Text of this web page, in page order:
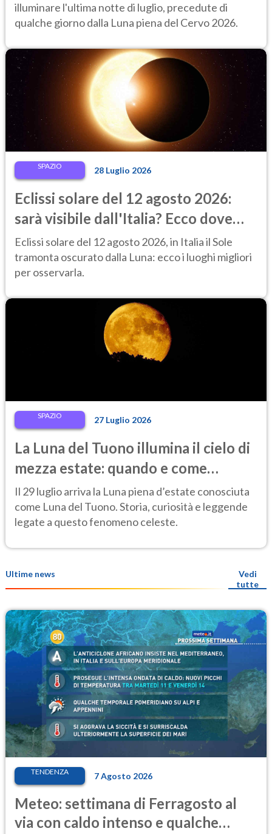
illuminare l'ultima notte di luglio, precedute di
qualche giorno dalla Luna piena del Cervo 2026.
SPAZIO 28 Luglio 2026
Eclissi solare del 12 agosto 2026:
sarà visibile dall'Italia? Ecco dove
ammirarla al tramonto
Eclissi solare del 12 agosto 2026, in Italia il Sole
tramonta oscurato dalla Luna: ecco i luoghi migliori
per osservarla.
SPAZIO 27 Luglio 2026
La Luna del Tuono illumina il cielo di
mezza estate: quando e come
osservarla
Il 29 luglio arriva la Luna piena d’estate conosciuta
come Luna del Tuono. Storia, curiosità e leggende
legate a questo fenomeno celeste.
Ultime news
Vedi
tutte
TENDENZA 7 Agosto 2026
Meteo: settimana di Ferragosto al
via con caldo intenso e qualche